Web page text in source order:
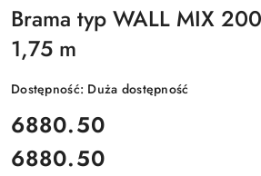
Brama typ WALL MIX
1,75 m
Dostępność: Duża dostępność
cena:
6880.50
Cena:
6880.50